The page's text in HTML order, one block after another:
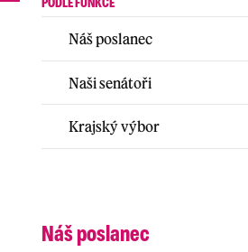
Náš poslanec
Naši senátoři
Krajský výbor
Náš poslanec